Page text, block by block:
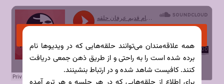
همه علاقه‌مندان می‌توانند حلقه‌هایی که در ویدیوها نام
برده شده است را به راحتی و از طریق ذهن جمعی دریافت
کنند. کافیست شاهد شده و در ارتباط بنشینند.